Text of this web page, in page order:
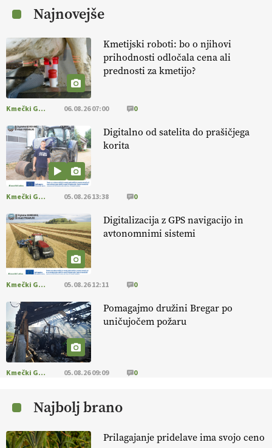
EKOloško = logično: ekološka kmetija
EKOloško = logično: ekološka kmetija
HOMAR
EKOloško = logično: VLOG Ekološko
kmetijstvo brez škropljenja?
EKOloško = logično: ekološka kmetija
ALTENBAHER
EKOloško = logično: ekološko oljarstvo
MORGAN
EKOloško = logično: ekološka kmetija
FREŠER
KMETIJSKA LIGA PRVAKOV: POMLADITEV
KMETIJSKE EKIPE
KMETIJSKA LIGA PRVAKOV: UKRAJINA vs.
EVROPA
EKOloško = logično: ekološka kmetija
Najnovejše
Kmetijski roboti: bo o njihovi
prihodnosti odločala cena ali
prednosti za kmetijo?
Kmečki Glas 06.08.26 07:00 0
Digitalno od satelita do prašičjega
korita
Kmečki Glas 05.08.26 13:38 0
Digitalizacija z GPS navigacijo in
avtonomnimi sistemi
Kmečki Glas 05.08.26 12:11 0
Pomagajmo družini Bregar po
uničujočem požaru
Kmečki Glas 05.08.26 09:09 0
Najbolj brano
Prilagajanje pridelave ima svojo ceno